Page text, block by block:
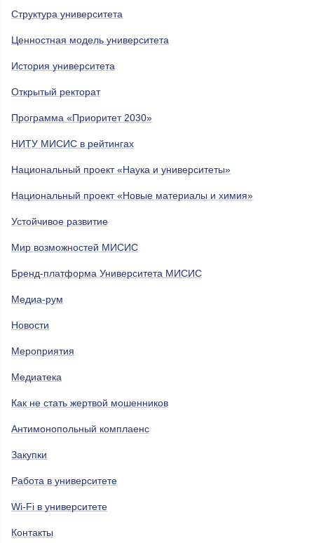
Структура университета
Ценностная модель университета
История университета
Открытый ректорат
Программа «Приоритет 2030»
НИТУ МИСИС в рейтингах
Национальный проект «Наука и университеты»
Национальный проект «Новые материалы и химия»
Устойчивое развитие
Мир возможностей МИСИС
Бренд-платформа Университета МИСИС
Медиа-рум
Новости
Мероприятия
Медиатека
Как не стать жертвой мошенников
Антимонопольный комплаенс
Закупки
Работа в университете
Wi-Fi в университете
Контакты